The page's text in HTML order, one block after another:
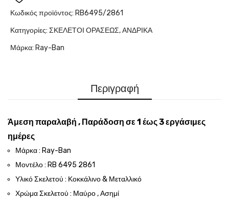
Κωδικός προϊόντος: RB6495/2861
Κατηγορίες: ΣΚΕΛΕΤΟΙ ΟΡΑΣΕΩΣ,ΑΝΔΡΙΚΑ
Μάρκα: Ray-Ban
Περιγραφή
Άμεση παραλαβή , Παράδοση σε 1 έως 3 εργάσιμες
ημέρες
Μάρκα : Ray-Ban
Μοντέλο : RB 6495 2861
Υλικό Σκελετού : Κοκκάλινο & Μεταλλικό
Χρώμα Σκελετού : Μαύρο , Ασημί